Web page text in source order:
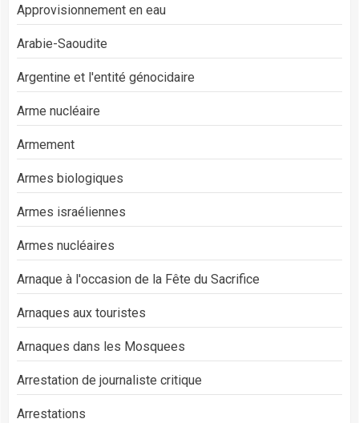
Approvisionnement en eau
Arabie-Saoudite
Argentine et l'entité génocidaire
Arme nucléaire
Armement
Armes biologiques
Armes israéliennes
Armes nucléaires
Arnaque à l'occasion de la Fête du Sacrifice
Arnaques aux touristes
Arnaques dans les Mosquees
Arrestation de journaliste critique
Arrestations